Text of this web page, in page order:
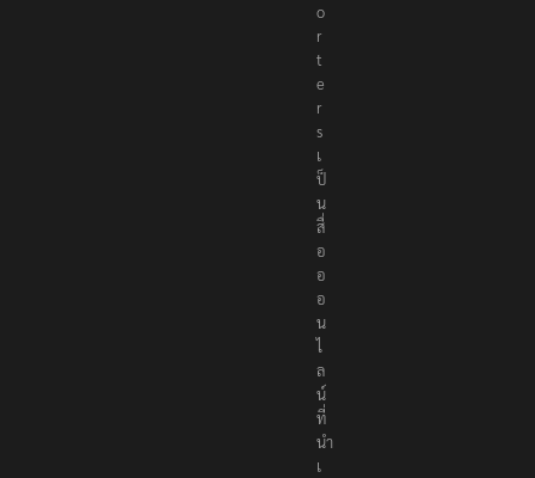
o
r
t
e
r
s
เ
ป็
น
สื่
อ
อ
อ
น
ไ
ล
น์
ที่
นำ
เ